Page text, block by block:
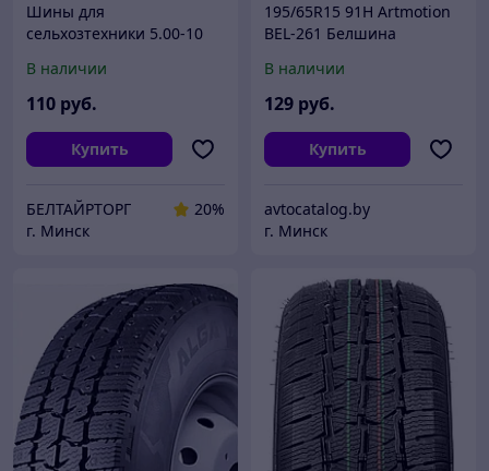
Шины для
сельхозтехники 5.00-10
В наличии
110 руб.
Купить
БЕЛТАЙРТОРГ
20%
г. Минск
195/65R15 91H Artmotion
BEL-261 Белшина
В наличии
129 руб.
Купить
avtocatalog.by
г. Минск